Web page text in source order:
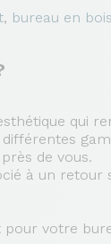
, bureau en bois
qui
de vous.
à un retour
pour votre